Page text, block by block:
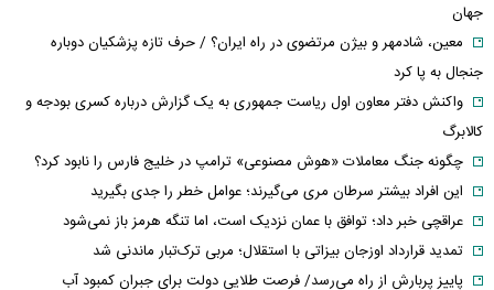
جهان
معین، شادمهر و بیژن مرتضوی در راه ایران؟ / حرف تازه پزشکیان دوباره
جنجال به پا کرد
واکنش دفتر معاون اول ریاست جمهوری به یک گزارش درباره کسری بودجه و
کالابرگ
چگونه جنگ معاملات «هوش مصنوعی» ترامپ در خلیج فارس را نابود کرد؟
این افراد بیشتر سرطان مری می‌گیرند؛ عوامل خطر را جدی بگیرید
عراقچی خبر داد؛ توافق با عمان نزدیک است، اما تنگه هرمز باز نمی‌شود
تمدید قرارداد اوزجان بیزاتی با استقلال؛ مربی ترک‌تبار ماندنی شد
پاییز پربارش از راه می‌رسد/ فرصت طلایی دولت برای جبران کمبود آب